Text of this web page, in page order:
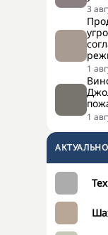
3
1
1